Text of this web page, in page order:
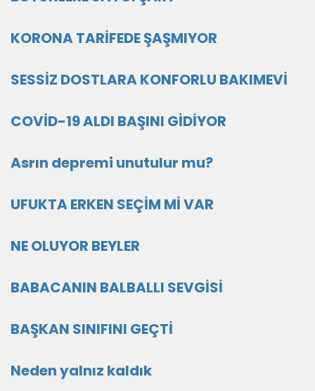
KORONA TARİFEDE ŞAŞMIYOR
SESSİZ DOSTLARA KONFORLU BAKIMEVİ
COVİD-19 ALDI BAŞINI GİDİYOR
Asrın depremi unutulur mu?
UFUKTA ERKEN SEÇİM Mİ VAR
NE OLUYOR BEYLER
BABACANIN BALBALLI SEVGİSİ
BAŞKAN SINIFINI GEÇTİ
Neden yalnız kaldık